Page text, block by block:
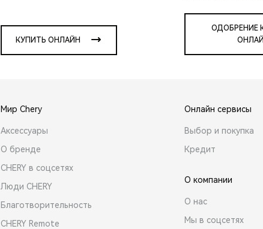
КУПИТЬ ОНЛАЙН
ОДОБРЕНИЕ
Мир Chery
Аксессуары
О бренде
CHERY в соцсетях
Люди CHERY
Благотворительность
CHERY Remote
Онлайн сервисы
Выбор и покупка
Кредит
О компании
О нас
Мы в соцсетях